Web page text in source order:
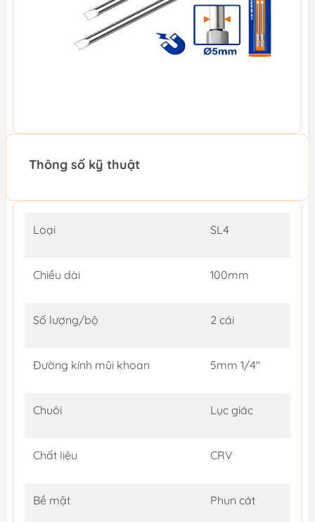
Thông số kỹ thuật
Loại SL4
Chiều dài 100mm
Số lượng/bộ 2 cái
Đường kính mũi khoan 5mm 1/4"
Chuôi Lục giác
Chất liệu CRV
Bề mặt Phun cát